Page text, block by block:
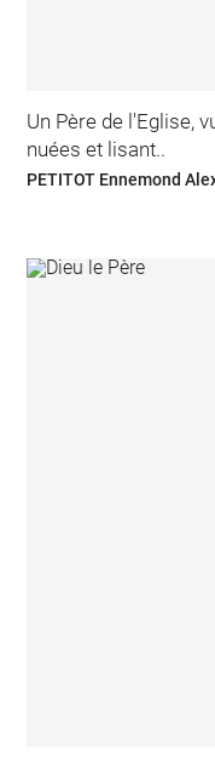
Un Père de l'Eglise,
nuées et lisant..
PETITOT Ennemond